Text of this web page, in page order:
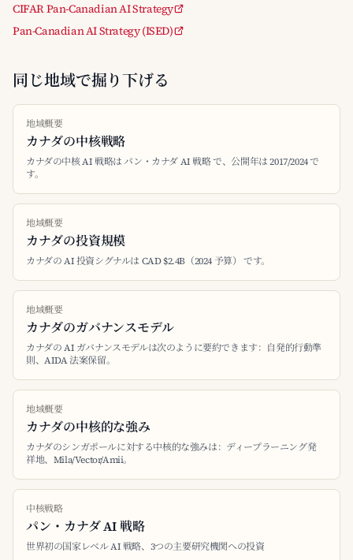
CIFAR Pan-Canadian AI Strategy
Pan-Canadian AI Strategy (ISED)
同じ地域で掘り下げる
地域概要
カナダの中核戦略
カナダの中核 AI 戦略は パン・カナダ AI 戦略 で、公開年は 2017/2024 で
す。
地域概要
カナダの投資規模
カナダの AI 投資シグナルは CAD $2.4B（2024 予算） です。
地域概要
カナダのガバナンスモデル
カナダの AI ガバナンスモデルは次のように要約できます：自発的行動準
則、AIDA 法案保留。
地域概要
カナダの中核的な強み
カナダのシンガポールに対する中核的な強みは：ディープラーニング発
祥地、Mila/Vector/Amii。
中核戦略
パン・カナダ AI 戦略
世界初の国家レベル AI 戦略、3つの主要研究機関への投資